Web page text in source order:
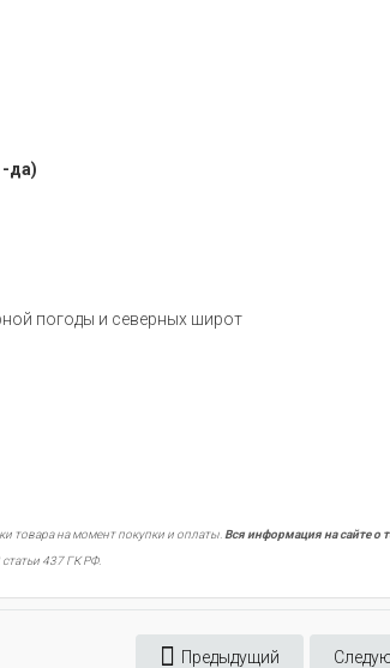
-да)
погоды и северных широт
товара на момент покупки и оплаты. Вся информация на сайте о
437 ГК РФ.
Предыдущий